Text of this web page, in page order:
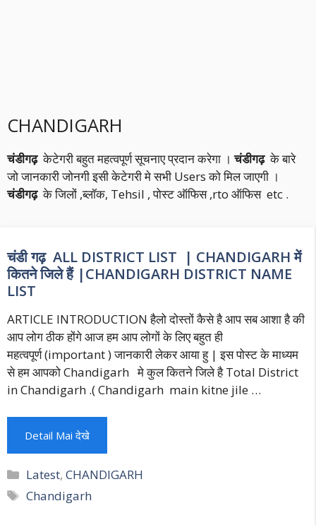
CHANDIGARH
चंडीगढ़ केटेगरी बहुत महत्वपूर्ण सूचनाए प्रदान करेगा ।चंडीगढ़ के बारे
जो जानकारी जोनगी इसी केटेगरी मे सभी Users को मिल जाएगी ।
चंडीगढ़ के जिलों ,ब्लॉक, Tehsil , पोस्ट ऑफिस ,rto ऑफिस etc .
चंडी गढ़ ALL DISTRICT LIST | CHANDIGARH में
कितने जिले हैं |CHANDIGARH DISTRICT NAME
LIST
ARTICLE INTRODUCTION हैलो दोस्तों कैसे है आप सब आशा है की
आप लोग ठीक होंगे आज हम आप लोगों के लिए बहुत ही
महत्वपूर्ण (important ) जानकारी लेकर आया हु | इस पोस्ट के माध्यम
से हम आपको Chandigarh मे कुल कितने जिले है Total District
in Chandigarh .( Chandigarh main kitne jile …
Detail Mai देखे
Categories
Latest,CHANDIGARH
Tags
Chandigarh